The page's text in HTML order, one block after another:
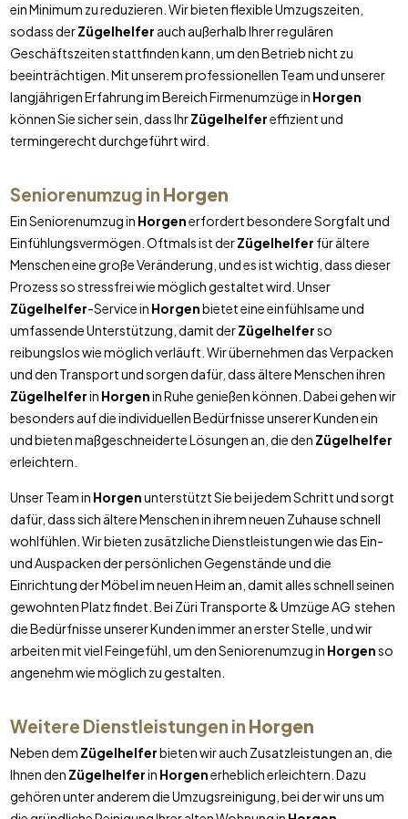
ein Minimum zu reduzieren. Wir bieten flexible Umzugszeiten,
sodass derZügelhelfer auch außerhalb Ihrer regulären
Geschäftszeiten stattfinden kann, um den Betrieb nicht zu
beeinträchtigen. Mit unserem professionellen Team und unserer
langjährigen Erfahrung im Bereich Firmenumzüge in Horgen
können Sie sicher sein, dass IhrZügelhelfereffizient und
termingerecht durchgeführt wird.
Seniorenumzug in Horgen
Ein Seniorenumzug in Horgenerfordert besondere Sorgfalt und
Einfühlungsvermögen. Oftmals ist derZügelhelfer für ältere
Menschen eine große Veränderung, und es ist wichtig, dass dieser
Prozess so stressfrei wie möglich gestaltet wird. Unser
Zügelhelfer-Service in Horgenbietet eine einfühlsame und
umfassende Unterstützung, damit derZügelhelferso
reibungslos wie möglich verläuft. Wir übernehmen das Verpacken
und den Transport und sorgen dafür, dass ältere Menschen ihren
Zügelhelferin Horgenin Ruhe genießen können. Dabei gehen wir
besonders auf die individuellen Bedürfnisse unserer Kunden ein
und bieten maßgeschneiderte Lösungen an, die den Zügelhelfer
erleichtern.
Unser Team in Horgenunterstützt Sie bei jedem Schritt und sorgt
dafür, dass sich ältere Menschen in ihrem neuen Zuhause schnell
wohlfühlen. Wir bieten zusätzliche Dienstleistungen wie das Ein-
und Auspacken der persönlichen Gegenstände und die
Einrichtung der Möbel im neuen Heim an, damit alles schnell seinen
gewohnten Platz findet. Bei Züri Transporte & Umzüge AG stehen
die Bedürfnisse unserer Kunden immer an erster Stelle, und wir
arbeiten mit viel Feingefühl, um den Seniorenumzug in Horgenso
angenehm wie möglich zu gestalten.
Weitere Dienstleistungen in Horgen
Neben dem Zügelhelferbieten wir auch Zusatzleistungen an, die
Ihnen den Zügelhelferin Horgenerheblich erleichtern. Dazu
gehören unter anderem die Umzugsreinigung, bei der wir uns um